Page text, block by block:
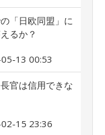
「日欧同盟」に
るか？
13 00:53
官は信用できな
15 23:36